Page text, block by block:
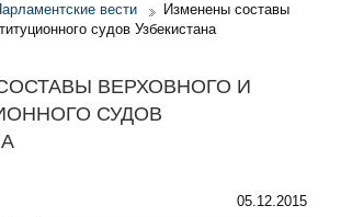
вести
Изменены составы
судов Узбекистана
ВЕРХОВНОГО И
СУДОВ
05.12.2015